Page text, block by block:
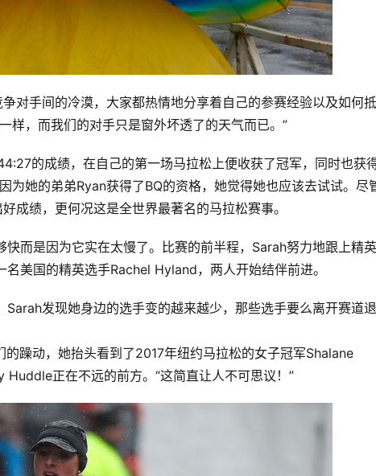
对手间的冷漠，大家都热情地分享着自己的参赛经验以及如何
样，而我们的对手只是窗外坏透了的天气而已。”
的成绩，在自己的第一场马拉松上便收获了冠军，同时也获
为她的弟弟Ryan获得了BQ的资格，她觉得她也应该去试试。尽
成绩，更何况这是全世界最著名的马拉松赛事。
而是因为它实在太慢了。比赛的前半程，Sarah努力地跟上精
美国的精英选手Rachel Hyland，两人开始结伴前进。
发现她身边的选手变的越来越少，那些选手要么离开赛道
躁动，她抬头看到了2017年纽约马拉松的女子冠军Shalane
正在不远的前方。“这简直让人不可思议！”